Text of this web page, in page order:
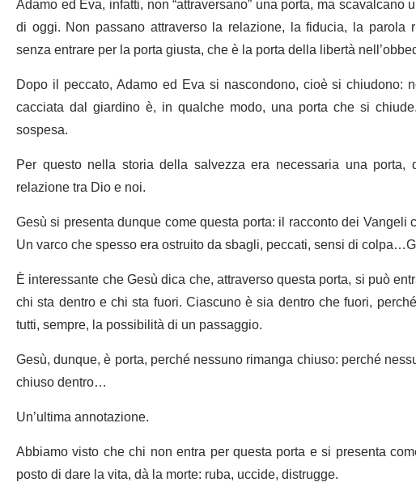
di oggi. Non passano attraverso la relazione, la fiducia, la
senza entrare per la porta giusta, che è la porta della libertà
Dopo il peccato, Adamo ed Eva si nascondono, cioè si chiudono:
cacciata dal giardino è, in qualche modo, una porta che si
sospesa.
Per questo nella storia della salvezza era necessaria una
relazione tra Dio e noi.
Gesù si presenta dunque come questa porta: il racconto dei
Un varco che spesso era ostruito da sbagli, peccati, sensi di
È interessante che Gesù dica che, attraverso questa porta, si può
chi sta dentro e chi sta fuori. Ciascuno è sia dentro che fuori,
tutti, sempre, la possibilità di un passaggio.
Gesù, dunque, è porta, perché nessuno rimanga chiuso: perché
chiuso dentro…
Un’ultima annotazione.
Abbiamo visto che chi non entra per questa porta e si presenta
posto di dare la vita, dà la morte: ruba, uccide, distrugge.